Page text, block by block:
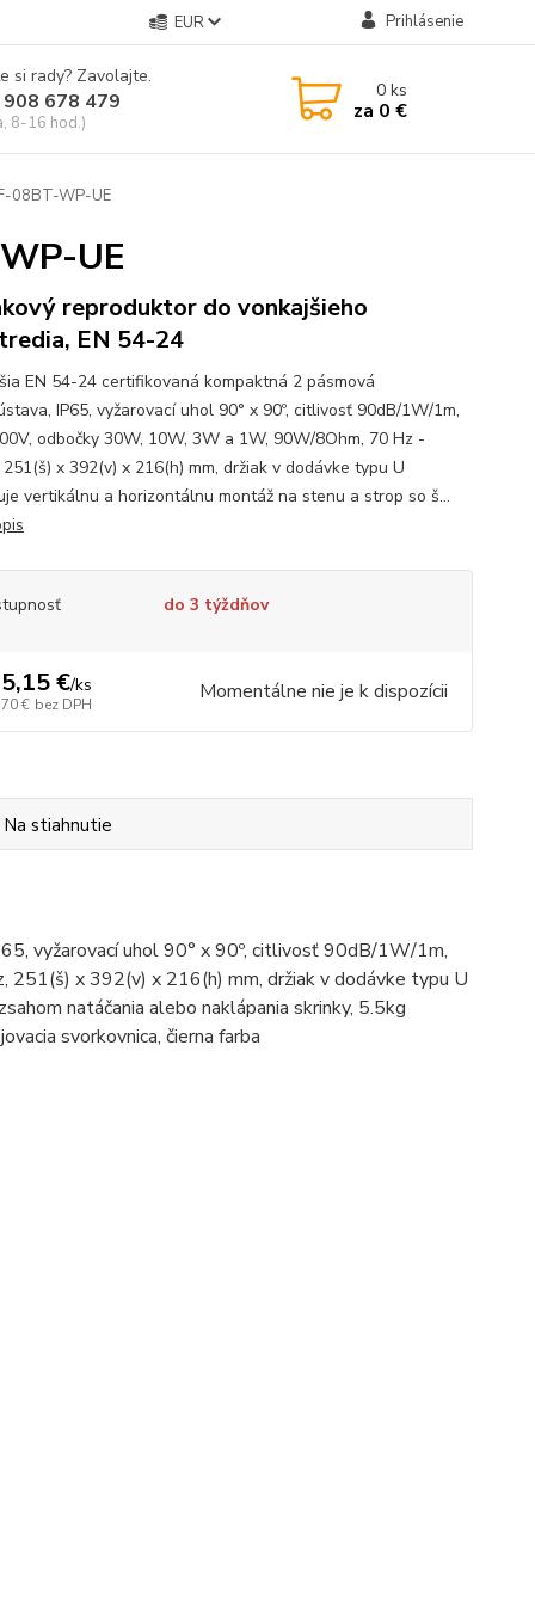
EUR Prihlásenie
si rady? Zavolajte.
678 479
8-16 hod.)
0ks
za 0 €
08BT-WP-UE
UE
reproduktor do vonkajšieho
EN 54-24
EN 54-24 certifikovaná kompaktná 2 pásmová
IP65, vyžarovací uhol 90° x 90º, citlivosť 90dB/1W/1m,
odbočky 30W, 10W, 3W a 1W, 90W/8Ohm, 70 Hz -
x 392(v) x 216(h) mm, držiak v dodávke typu U
vertikálnu a horizontálnu montáž na stenu a strop so š...
do 3 týždňov
€/ks
€ bez DPH Momentálne nie je k dispozícii
Na stiahnutie
vyžarovací uhol 90° x 90º, citlivosť 90dB/1W/1m,
x 392(v) x 216(h) mm, držiak v dodávke typu U
natáčania alebo naklápania skrinky, 5.5kg
svorkovnica, čierna farba